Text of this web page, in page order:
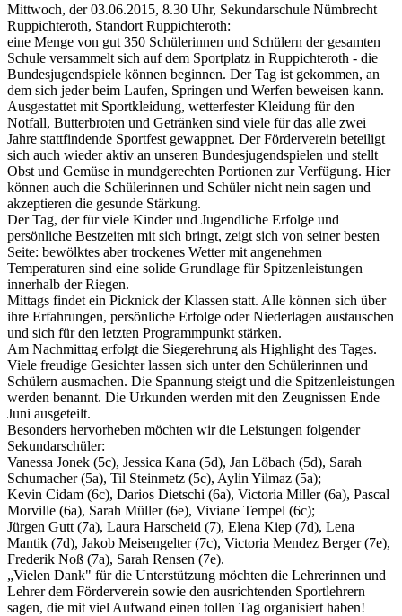
Mittwoch, der 03.06.2015, 8.30 Uhr, Sekundarschule Nümbrecht
Ruppichteroth, Standort Ruppichteroth:
eine Menge von gut 350 Schülerinnen und Schülern der gesamten
Schule versammelt sich auf dem Sportplatz in Ruppichteroth - die
Bundesjugendspiele können beginnen. Der Tag ist gekommen, an
dem sich jeder beim Laufen, Springen und Werfen beweisen kann.
Ausgestattet mit Sportkleidung, wetterfester Kleidung für den
Notfall, Butterbroten und Getränken sind viele für das alle zwei
Jahre stattfindende Sportfest gewappnet. Der Förderverein beteiligt
sich auch wieder aktiv an unseren Bundesjugendspielen und stellt
Obst und Gemüse in mundgerechten Portionen zur Verfügung. Hier
können auch die Schülerinnen und Schüler nicht nein sagen und
akzeptieren die gesunde Stärkung.
Der Tag, der für viele Kinder und Jugendliche Erfolge und
persönliche Bestzeiten mit sich bringt, zeigt sich von seiner besten
Seite: bewölktes aber trockenes Wetter mit angenehmen
Temperaturen sind eine solide Grundlage für Spitzenleistungen
innerhalb der Riegen.
Mittags findet ein Picknick der Klassen statt. Alle können sich über
ihre Erfahrungen, persönliche Erfolge oder Niederlagen austauschen
und sich für den letzten Programmpunkt stärken.
Am Nachmittag erfolgt die Siegerehrung als Highlight des Tages.
Viele freudige Gesichter lassen sich unter den Schülerinnen und
Schülern ausmachen. Die Spannung steigt und die Spitzenleistungen
werden benannt. Die Urkunden werden mit den Zeugnissen Ende
Juni ausgeteilt.
Besonders hervorheben möchten wir die Leistungen folgender
Sekundarschüler:
Vanessa Jonek (5c), Jessica Kana (5d), Jan Löbach (5d), Sarah
Schumacher (5a), Til Steinmetz (5c), Aylin Yilmaz (5a);
Kevin Cidam (6c), Darios Dietschi (6a), Victoria Miller (6a), Pascal
Morville (6a), Sarah Müller (6e), Viviane Tempel (6c);
Jürgen Gutt (7a), Laura Harscheid (7), Elena Kiep (7d), Lena
Mantik (7d), Jakob Meisengelter (7c), Victoria Mendez Berger (7e),
Frederik Noß (7a), Sarah Rensen (7e).
„Vielen Dank" für die Unterstützung möchten die Lehrerinnen und
Lehrer dem Förderverein sowie den ausrichtenden Sportlehrern
sagen, die mit viel Aufwand einen tollen Tag organisiert haben!